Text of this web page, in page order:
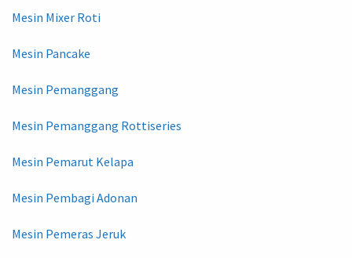
Mesin Mixer Roti
Mesin Pancake
Mesin Pemanggang
Mesin Pemanggang Rottiseries
Mesin Pemarut Kelapa
Mesin Pembagi Adonan
Mesin Pemeras Jeruk